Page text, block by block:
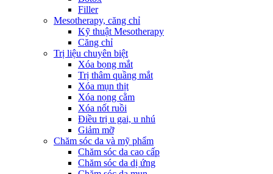
Filler
Mesotherapy, căng chỉ
Kỹ thuật Mesotherapy
Căng chỉ
Trị liệu chuyên biệt
Xóa bọng mắt
Trị thâm quầng mắt
Xóa mụn thịt
Xóa nọng cằm
Xóa nốt ruồi
Điều trị u gai, u nhú
Giảm mỡ
Chăm sóc da và mỹ phẩm
Chăm sóc da cao cấp
Chăm sóc da dị ứng